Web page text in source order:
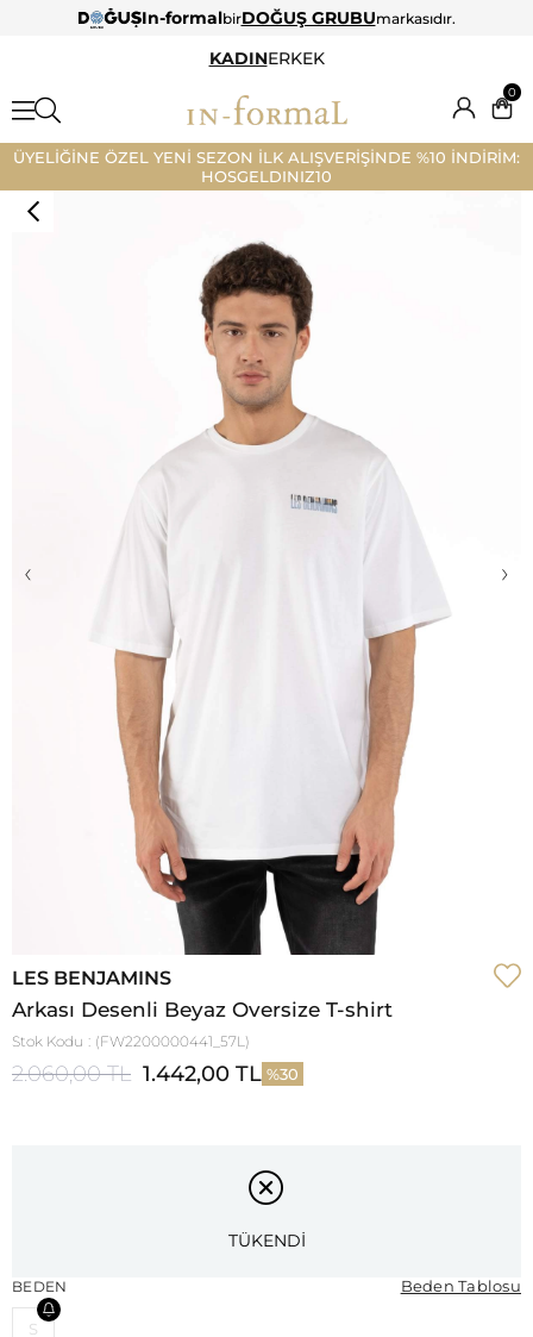
In-formalbirDOĞUŞ GRUBUmarkasıdır.
KADINERKEK
0
ÜYELİĞİNE ÖZEL YENİ SEZON İLK ALIŞVERİŞİNDE %10 İNDİRİM:
HOSGELDINIZ10
‹ ›
LES BENJAMINS
Arkası Desenli Beyaz Oversize T-shirt
Stok Kodu (FW2200000441_57L)
2.060,00 TL 1.442,00 TL 30
TÜKENDİ
BEDEN Beden Tablosu
S